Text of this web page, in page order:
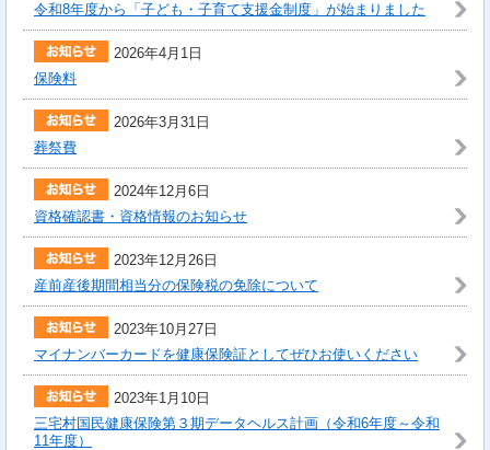
令和8年度から「子ども・子育て支援金制度」が始まりました
2026年4月1日
保険料
2026年3月31日
葬祭費
2024年12月6日
資格確認書・資格情報のお知らせ
2023年12月26日
産前産後期間相当分の保険税の免除について
2023年10月27日
マイナンバ­ーカードを­健康保険証­としてぜひ­お使いくだ­さい
2023年1月10日
三宅村国民健康保険第３期データヘルス計画（令和6年度～令和
11年度）